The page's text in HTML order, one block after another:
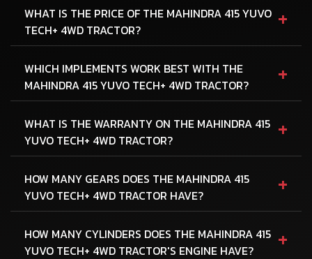
WHAT IS THE PRICE OF THE MAHINDRA 415 YUVO
TECH+ 4WD TRACTOR?
+
WHICH IMPLEMENTS WORK BEST WITH THE
MAHINDRA 415 YUVO TECH+ 4WD TRACTOR?
+
WHAT IS THE WARRANTY ON THE MAHINDRA 415
YUVO TECH+ 4WD TRACTOR?
+
HOW MANY GEARS DOES THE MAHINDRA 415
YUVO TECH+ 4WD TRACTOR HAVE?
+
HOW MANY CYLINDERS DOES THE MAHINDRA 415
YUVO TECH+ 4WD TRACTOR'S ENGINE HAVE?
+